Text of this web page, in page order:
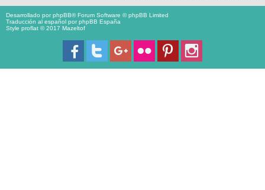
Desarrollado porphpBB® Forum Software © phpBB Limited
Traducción al español porphpBB España
Style proflat © 2017 Mazeltof